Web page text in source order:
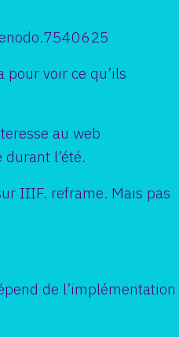
pour voir ce qu’ils
au web
l’été.
IIIF. reframe. Mais pas
de l’implémentation